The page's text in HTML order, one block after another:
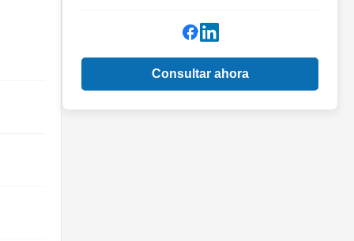
Consultar ahora